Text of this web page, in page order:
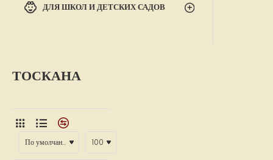
ДЛЯ ШКОЛ И ДЕТСКИХ САДОВ
ТОСКАНА